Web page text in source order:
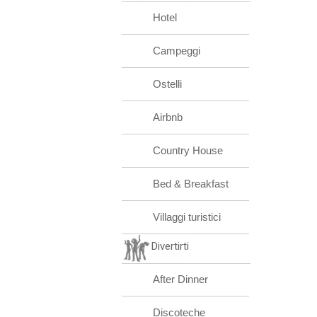
Hotel
Campeggi
Ostelli
Airbnb
Country House
Bed & Breakfast
Villaggi turistici
Divertirti
After Dinner
Discoteche